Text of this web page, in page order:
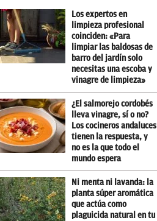
Los expertos en
limpieza profesional
coinciden: «Para
limpiar las baldosas de
barro del jardín solo
necesitas una escoba y
vinagre de limpieza»
¿El salmorejo cordobés
lleva vinagre, sí o no?
Los cocineros andaluces
tienen la respuesta, y
no es la que todo el
mundo espera
Ni menta ni lavanda: la
planta súper aromática
que actúa como
plaguicida natural en tu